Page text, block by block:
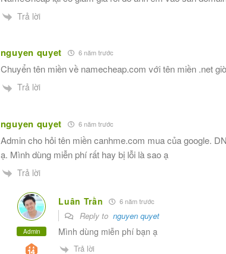
Trả lời
nguyen quyet 6 năm trước
Chuyển tên miền về namecheap.com với tên miền .net
Trả lời
nguyen quyet 6 năm trước
Admin cho hỏi tên miền canhme.com mua của google.
ạ. Mình dùng miễn phí rất hay bị lỗi là sao ạ
Trả lời
Admin
Luân Trần 6 năm trước
Reply tonguyen quyet
Mình dùng miễn phí bạn ạ
Trả lời